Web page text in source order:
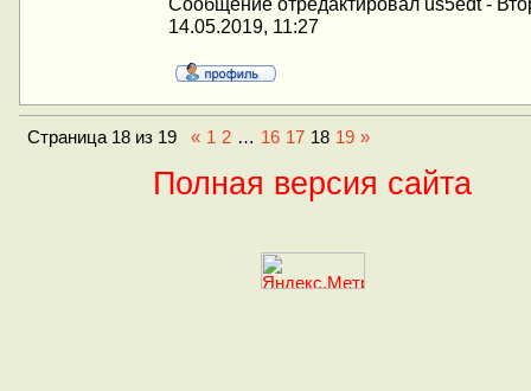
14.05.2019, 11:27
Страница 18 из 19 « 1 2 … 16 17 18 19 »
Полная версия сайта